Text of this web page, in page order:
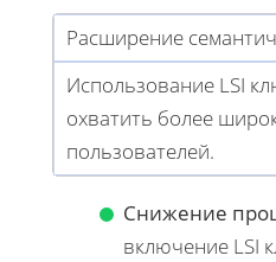
Расширение
Использование LSI
охватить более
пользователей.
Снижение
включение LSI